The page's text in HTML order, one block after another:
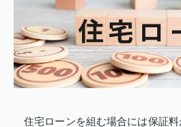
住宅ローンを組む場合には保証